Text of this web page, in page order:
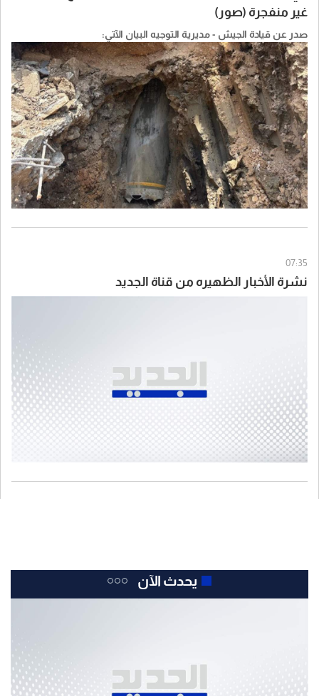
غير منفجرة (صور)
صدر عن قيادة الجيش - مديرية التوجيه البيان الآتي:
07:35
نشرة الأخبار الظهيره من قناة الجديد
يحدث الآن